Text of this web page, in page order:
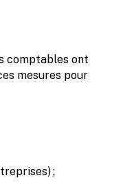
comptables ont
mesures pour
;